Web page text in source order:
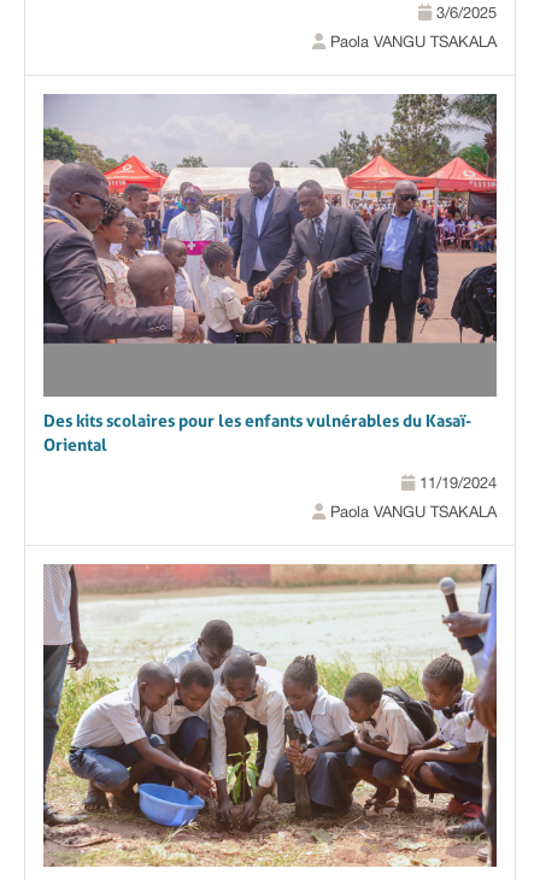
3/6/2025
Paola VANGU TSAKALA
Des kits scolaires pour les enfants vulnérables du Kasaï-
Oriental
11/19/2024
Paola VANGU TSAKALA